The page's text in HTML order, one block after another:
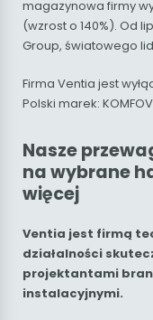
magazynowa firmy
(wzrost o 140%). Od
Group, światowego
Firma Ventia jest
Polski marek:
Nasze
na wybrane
więcej
Ventia jest firmą
działalności
projektantami
instalacyjnymi.